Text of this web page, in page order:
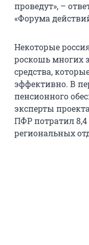
проведут», –
«Форума
Некоторые
роскошь многих
средства,
эффективно. В
пенсионного
эксперты
ПФР потратил
региональных